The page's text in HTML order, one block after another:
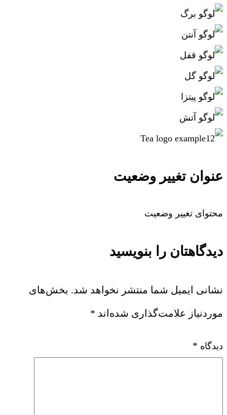
عنوان تغییر وضعیت
محتوای تغییر وضعیت
دیدگاهتان را بنویسید
نشانی ایمیل شما منتشر نخواهد شد. بخش‌های
موردنیاز علامت‌گذاری شده‌اند *
دیدگاه *